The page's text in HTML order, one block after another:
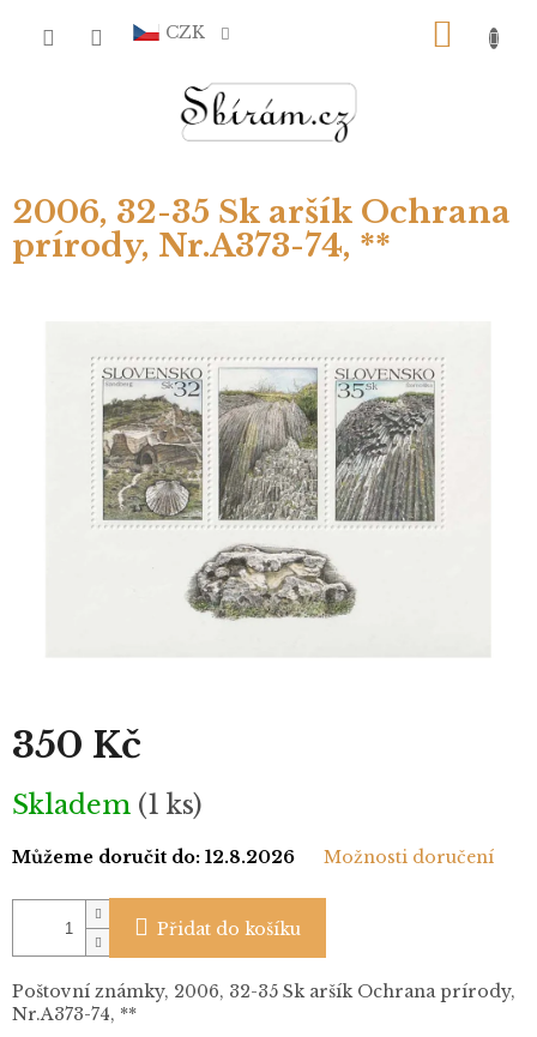
CZK
2006, 32-35 Sk aršík Ochrana
prírody, Nr.A373-74, **
350 Kč
Měrná
cena:
Skladem (1 ks)
Můžeme doručit do: 12.8.2026 Možnosti doručení
Přidat do košíku
Poštovní známky, 2006, 32-35 Sk aršík Ochrana prírody,
Nr.A373-74, **